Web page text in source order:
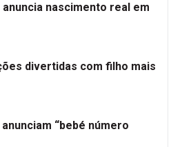
nascimento real em
divertidas com filho mais
“bebé número